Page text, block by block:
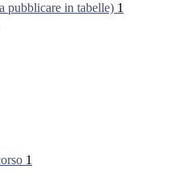
pubblicare in tabelle) 1
1